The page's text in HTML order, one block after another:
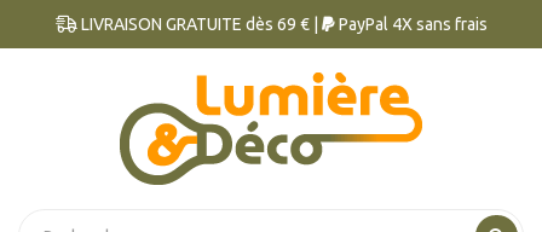
LIVRAISON GRATUITE dès 69 € | PayPal 4X sans frais